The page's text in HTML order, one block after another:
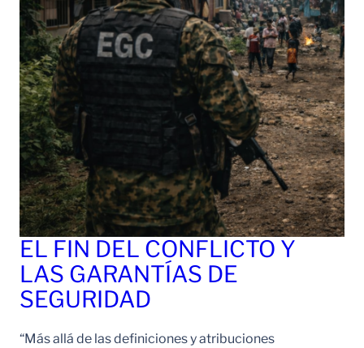
EL FIN DEL CONFLICTO Y
LAS GARANTÍAS DE
SEGURIDAD
“Más allá de las definiciones y atribuciones